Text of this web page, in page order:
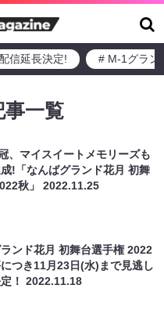
信延長決定! # M-1グラン
一覧
、マイスイートメモリーズも
!「なんばグランド花月 初舞
秋」2022.11.25
ランド花月 初舞台選手権 2022
つき11月23日(水)まで見逃し
定！2022.11.18